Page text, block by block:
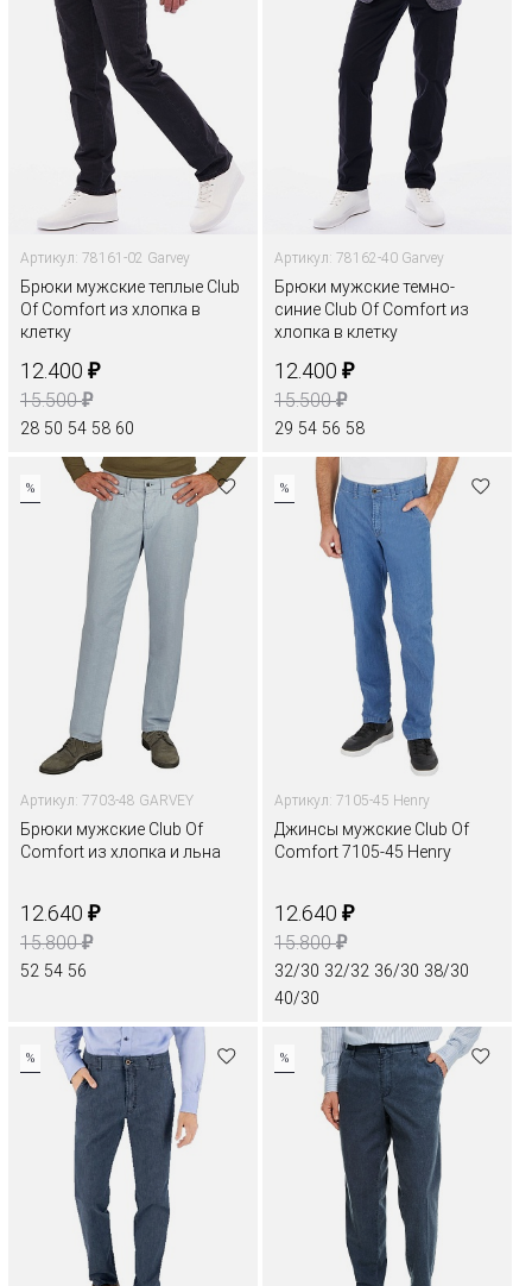
Артикул: 78161-02 Garvey
Брюки мужские теплые Club
Of Comfort из хлопка в
клетку
12.400 ₽
15.500₽
28 50 54 58 60
Артикул: 78162-40 Garvey
Брюки мужские темно-
синие Club Of Comfort из
хлопка в клетку
12.400 ₽
15.500₽
29 54 56 58
%
Артикул: 7703-48 GARVEY
Брюки мужские Club Of
Comfort из хлопка и льна
12.640 ₽
15.800₽
52 54 56
%
Артикул: 7105-45 Henry
Джинсы мужские Club Of
Comfort 7105-45 Henry
12.640 ₽
15.800₽
32/30 32/32 36/30 38/30
40/30
% %